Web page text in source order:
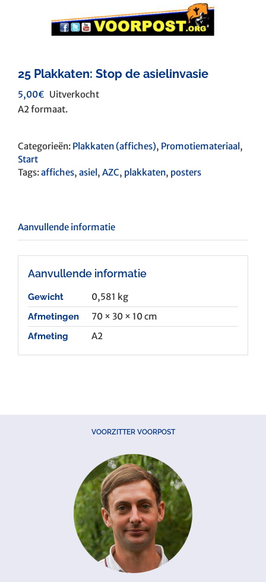
25 Plakkaten: Stop de asielinvasie
5,00€ Uitverkocht
A2 formaat.
Categorieën: Plakkaten (affiches), Promotiemateriaal,
Start
Tags:affiches, asiel, AZC, plakkaten, posters
Aanvullende informatie
Aanvullende informatie
Gewicht 0,581 kg
Afmetingen 70 × 30 × 10 cm
Afmeting A2
VOORZITTER VOORPOST